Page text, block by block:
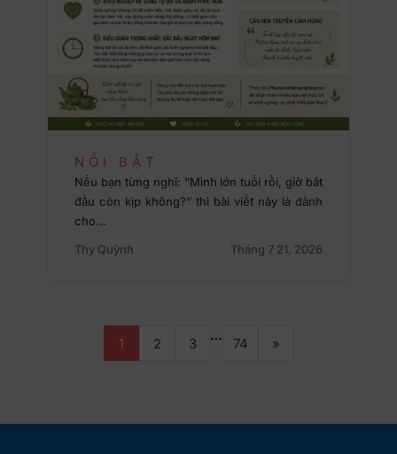
NỔI BẬT
Nếu bạn từng nghĩ: “Mình lớn tuổi rồi, giờ bắt
đầu còn kịp không?” thì bài viết này là dành
cho…
Thy Quỳnh
Tháng 7 21, 2026
1 2 3
…
74 »